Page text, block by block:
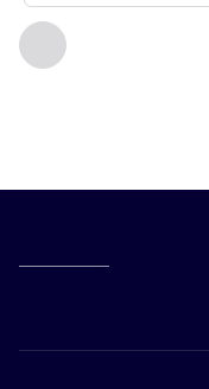
ก่อนหน้า - สถานป
หน้า1 , สถานป